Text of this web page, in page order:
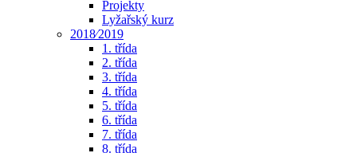
Projekty
Lyžařský kurz
2018⁄2019
1. třída
2. třída
3. třída
4. třída
5. třída
6. třída
7. třída
8. třída